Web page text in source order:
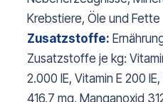
Krebstiere, Öle und Fette
Zusatzstoffe:
Zusatzstoffe je kg:
2.000 IE, Vitamin E 200
416,7 mg, Manganoxid